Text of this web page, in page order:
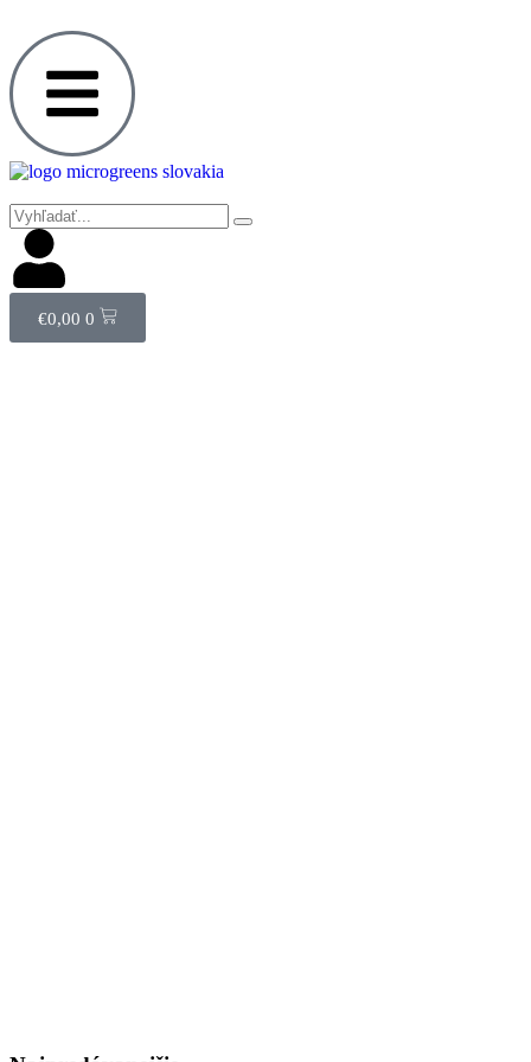
€0,00 0